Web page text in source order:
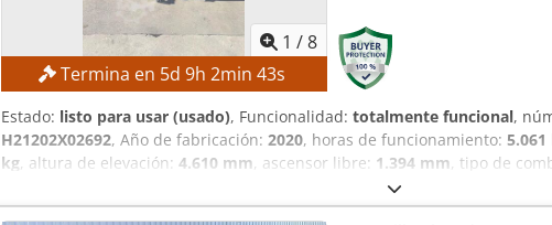
1 /8
Termina en 5d 9h 2min 42s
Estado: listo para usar (usado), Funcionalidad: totalmente funcional,
H21202X02692, Año de fabricación: 2020, horas de funcionamiento: 5.061
kg , altura de elevación: 4.610 mm , ascensor libre: 1.394 mm , tipo de
, Sin precio mínimo:
más alto! ESPECIFICACIONES TÉCNICAS Capacidad de carga: 2.500 kg